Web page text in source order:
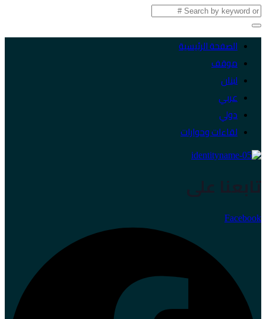
الصفحة الرئيسية
موقف
لبنان
عربي
دولي
لقاءات وحوارات
تابعنا على
Facebook